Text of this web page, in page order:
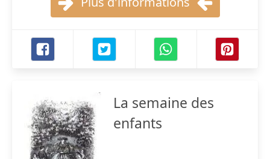
La semaine des
enfants